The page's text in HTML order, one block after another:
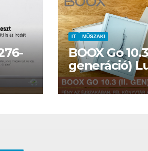
IT MŰSZAKI
BOOX Go
generáció)
teszt – fény
éjszakában,